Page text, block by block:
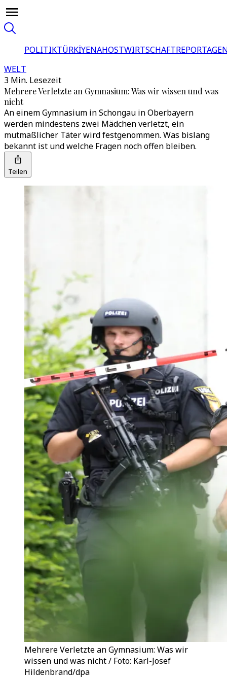
POLITIKTÜRKİYENAHOSTWIRTSCHAFT
WELT
3 Min. Lesezeit
Mehrere Verletzte an Gymnasium: Was wir wissen und was
nicht
An einem Gymnasium in Schongau in Oberbayern
werden mindestens zwei Mädchen verletzt, ein
mutmaßlicher Täter wird festgenommen. Was bislang
bekannt ist und welche Fragen noch offen bleiben.
Teilen
Mehrere Verletzte an Gymnasium: Was wir
wissen und was nicht / Foto: Karl-Josef
Hildenbrand/dpa